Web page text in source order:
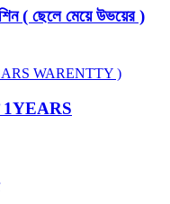
( ছেলে মেয়ে উভয়ের )
1YEARS